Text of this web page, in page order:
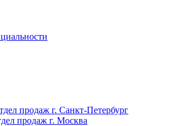
продаж г. Санкт-Петербург
продаж г. Москва